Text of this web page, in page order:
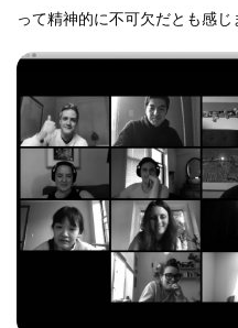
って精神的に不可欠だとも感じ